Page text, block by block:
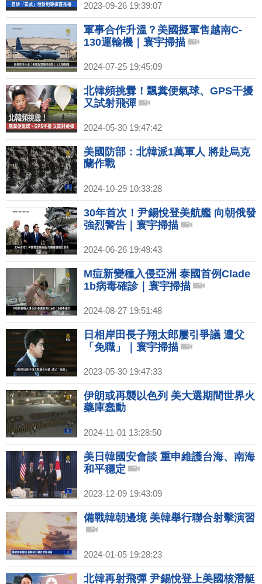
2023-09-26 19:39:07
軍事合作升溫？美國擬軍售越南C-
130運輸機｜寰宇掃描
2024-07-25 19:45:09
北韓頻挑釁！飄糞便氣球、GPS干擾
又試射飛彈
2024-05-30 19:47:42
美國防部：北韓派1萬軍人 將赴烏克
蘭作戰
2024-10-29 10:33:28
30年首次！尹錫悅登美航艦 向朝俄發
強烈警告｜寰宇掃描
2024-06-26 19:49:43
M痘新變種入侵亞洲 泰國首例Clade
1b病毒確診｜寰宇掃描
2024-08-27 19:51:48
日相岸田長子翔太郎屢引爭議 遭父
「免職」｜寰宇掃描
2023-05-30 19:47:33
伊朗或再襲以色列 美大選期間世界火
藥庫蠢動
2024-11-01 13:28:50
美日韓國安會談 重申維護台海、南海
和平穩定
2023-12-09 19:43:09
備戰韓朝邊境 美韓舉行聯合射擊演習
2024-01-05 19:28:23
北韓再射飛彈 尹錫悅登上美國核潛艇